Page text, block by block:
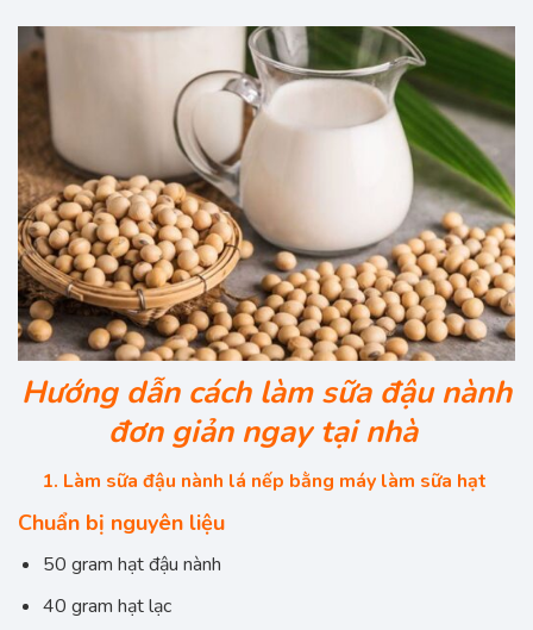
Hướng dẫn cách làm sữa đậu nành
đơn giản ngay tại nhà
1. Làm sữa đậu nành lá nếp bằng máy làm sữa hạt
Chuẩn bị nguyên liệu
50 gram hạt đậu nành
40 gram hạt lạc